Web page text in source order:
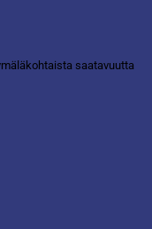
saatavuutta